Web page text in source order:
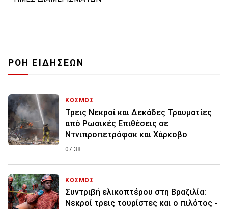
ΡΟΗ ΕΙΔΗΣΕΩΝ
ΚΟΣΜΟΣ
Τρεις Νεκροί και Δεκάδες Τραυματίες
από Ρωσικές Επιθέσεις σε
Ντνιπροπετρόφσκ και Χάρκοβο
07:38
ΚΟΣΜΟΣ
Συντριβή ελικοπτέρου στη Βραζιλία:
Νεκροί τρεις τουρίστες και ο πιλότος -